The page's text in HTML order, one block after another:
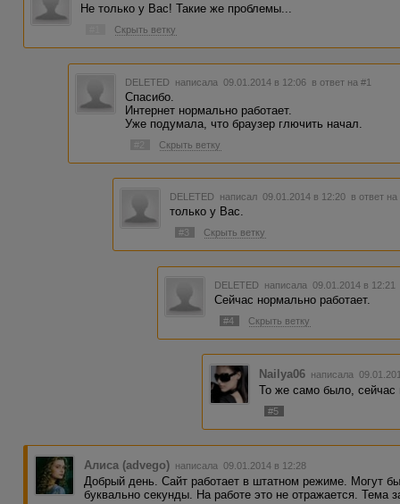
Не только у Вас! Такие же проблемы...
Скрыть ветку
DELETED написала 09.01.2014 в 12:06 в ответ на #1
Спасибо.
Интернет нормально работает.
Уже подумала, что браузер глючить начал.
Скрыть ветку
DELETED написал 09.01.2014 в 12:20 в ответ на
только у Вас.
#3 Скрыть ветку
DELETED написала 09.01.2014 в
Сейчас нормально работает.
#4 Скрыть ветку
Nailya06 написала
То же само было, сейчас
#5
Алиса (advego) написала 09.01.2014 в 12:28
Добрый день. Сайт работает в штатном режиме. Могут
буквально секунды. На работе это не отражается. Тема